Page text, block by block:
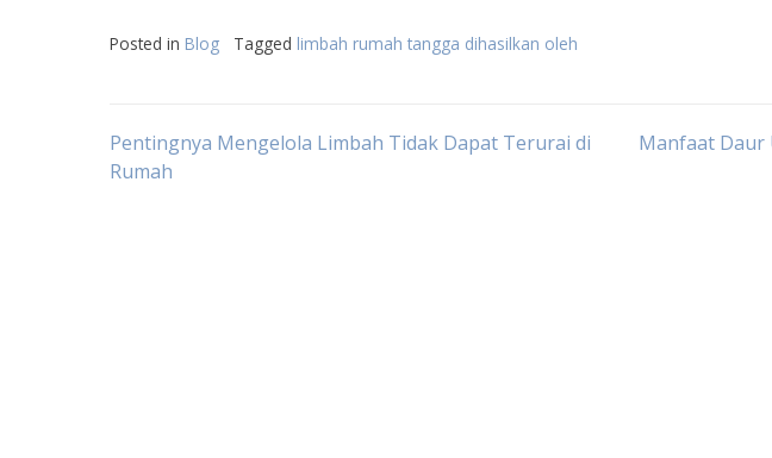
Posted in Blog Tagged limbah rumah tangga dihasilkan oleh
Post
Pentingnya Mengelola Limbah Tidak Dapat Terurai di
Rumah
Manfaat Daur